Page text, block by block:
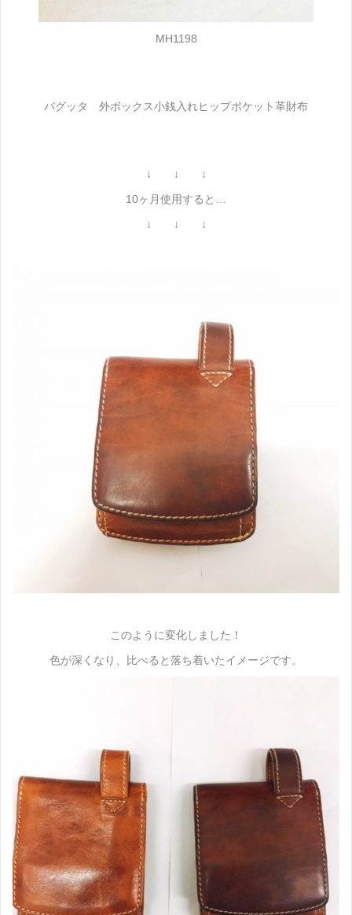
MH1198
バグッタ 外ボックス小銭入れヒップポケット革財布
↓ ↓ ↓
10ヶ月使用すると…
↓ ↓ ↓
このように変化しました！
色が深くなり、比べると落ち着いたイメージです。